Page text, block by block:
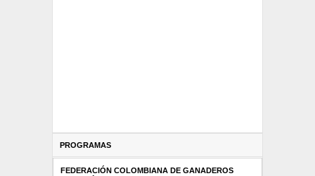
PROGRAMAS
FEDERACIÓN COLOMBIANA DE GANADEROS